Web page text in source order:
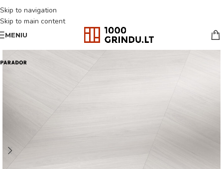
Skip to navigation
Skip to main content
MENIU